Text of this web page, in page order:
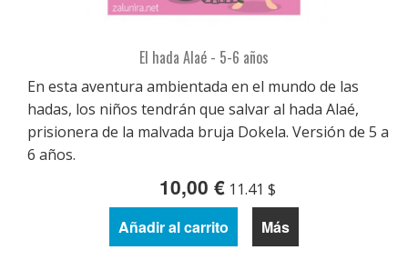
El hada Alaé - 5-6 años
En esta aventura ambientada en el mundo de las
hadas, los niños tendrán que salvar al hada Alaé,
prisionera de la malvada bruja Dokela. Versión de 5 a
6 años.
10,00 € 11.41 $
Añadir al carrito Más